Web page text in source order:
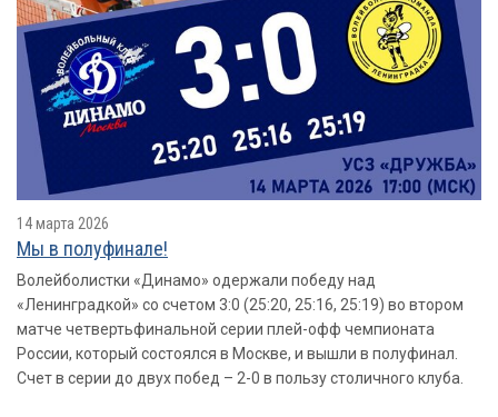
14 марта 2026
Мы в полуфинале!
Волейболистки «Динамо» одержали победу над
«Ленинградкой» со счетом 3:0 (25:20, 25:16, 25:19) во втором
матче четвертьфинальной серии плей-офф чемпионата
России, который состоялся в Москве, и вышли в полуфинал.
Счет в серии до двух побед – 2-0 в пользу столичного клуба.